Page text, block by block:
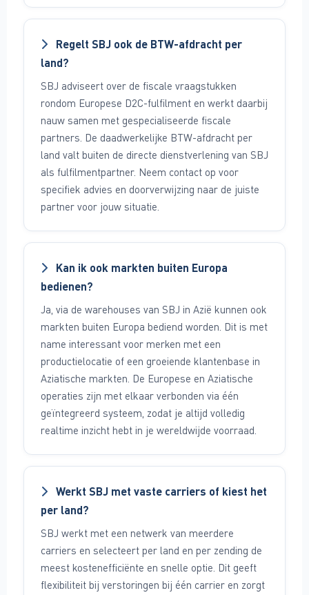
Regelt SBJ ook de BTW-afdracht per
land?
SBJ adviseert over de fiscale vraagstukken
rondom Europese D2C-fulfilment en werkt daarbij
nauw samen met gespecialiseerde fiscale
partners. De daadwerkelijke BTW-afdracht per
land valt buiten de directe dienstverlening van SBJ
als fulfilmentpartner. Neem contact op voor
specifiek advies en doorverwijzing naar de juiste
partner voor jouw situatie.
Kan ik ook markten buiten Europa
bedienen?
Ja, via de warehouses van SBJ in Azië kunnen ook
markten buiten Europa bediend worden. Dit is met
name interessant voor merken met een
productielocatie of een groeiende klantenbase in
Aziatische markten. De Europese en Aziatische
operaties zijn met elkaar verbonden via één
geïntegreerd systeem, zodat je altijd volledig
realtime inzicht hebt in je wereldwijde voorraad.
Werkt SBJ met vaste carriers of kiest het
per land?
SBJ werkt met een netwerk van meerdere
carriers en selecteert per land en per zending de
meest kostenefficiënte en snelle optie. Dit geeft
flexibiliteit bij verstoringen bij één carrier en zorgt